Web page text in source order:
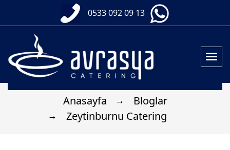
0533 092 09 13
Anasayfa
Bloglar
Zeytinburnu Catering